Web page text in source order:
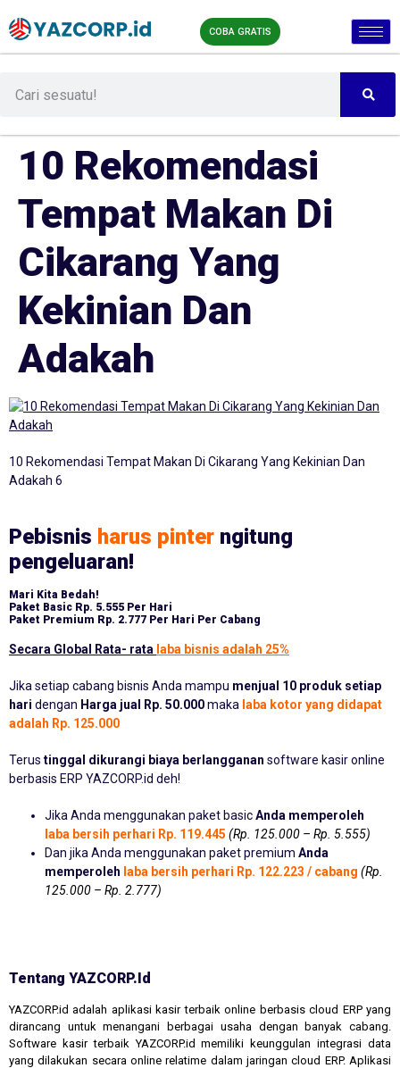
COBA GRATIS
10 Rekomendasi
Tempat Makan Di
Cikarang Yang
Kekinian Dan
Adakah
10 Rekomendasi Tempat Makan Di Cikarang Yang Kekinian Dan
Adakah 6
Pebisnis harus pinter ngitung
pengeluaran!
Mari Kita Bedah!
Paket Basic Rp. 5.555 Per Hari
Paket Premium Rp. 2.777 Per Hari Per Cabang
Secara Global Rata- rata laba bisnis adalah 25%
Jika setiap cabang bisnis Anda mampu menjual 10 produk setiap
hari dengan Harga jual Rp. 50.000maka laba kotor yang didapat
adalah Rp. 125.000
Terus tinggal dikurangi biaya berlangganan software kasir online
berbasis ERP YAZCORP.id deh!
Jika Anda menggunakan paket basicAnda memperoleh
laba bersih perhari Rp. 119.445 (Rp. 125.000 – Rp. 5.555)
Dan jika Anda menggunakan paket premium Anda
memperoleh laba bersih perhari Rp. 122.223 / cabang (Rp.
125.000 – Rp. 2.777)
Tentang YAZCORP.id
YAZCORP.id adalah aplikasi kasir terbaik online berbasis cloud ERP yang
dirancang untuk menangani berbagai usaha dengan banyak cabang.
Software kasir terbaik YAZCORP.id memiliki keunggulan integrasi data
yang dilakukan secara online relatime dalam jaringan cloud ERP. Aplikasi